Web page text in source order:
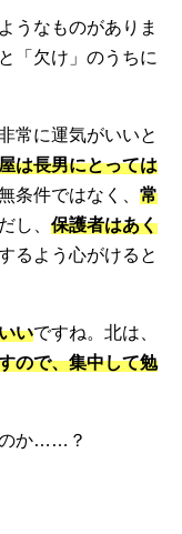
うなものがありま
「欠け」のうちに
常に運気がいいと
は長男にとっては
条件ではなく、 常
し、 保護者はあく
るよう心がけると
いですね。北は、
ので、集中して勉
のか……？